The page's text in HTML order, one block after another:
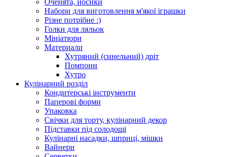
Набори для виготовлення м'якої іграшки
Різне потрібне :)
Голки для ляльок
Мініатюри
Материали
Хутряний (синельний) дріт
Помпони
Хутро
Кулінарний розділ
Кондитерські інструменти
Паперові форми
Упаковка
Свічки для торту, кулінарний декор
Підставки під солодощі
Кулінарні насадки, шприці, мішки
Вайнери